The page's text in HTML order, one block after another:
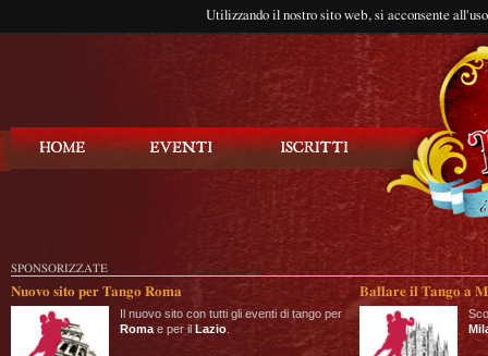
Utilizzando il nostro sito web, si acconsente
SPONSORIZZATE
Nuovo sito per Tango Roma
Il nuovo sito con tutti gli eventi di tango per
Roma e per il Lazio
Ballare il Tango a